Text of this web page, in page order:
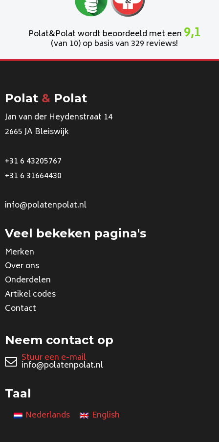
Polat&Polat wordt beoordeeld met een 9,1
(van 10) op basis van 329 reviews!
Polat & Polat
Jan van der Heydenstraat 14
2665 JA Bleiswijk
+31 6 43205767
+31 6 31664430
info@polatenpolat.nl
Veel bekeken pagina's
Merken
Over ons
Onderdelen
Artikel codes
Contact
Neem contact op
Stuur een e-mail
info@polatenpolat.nl
Taal
Nederlands English